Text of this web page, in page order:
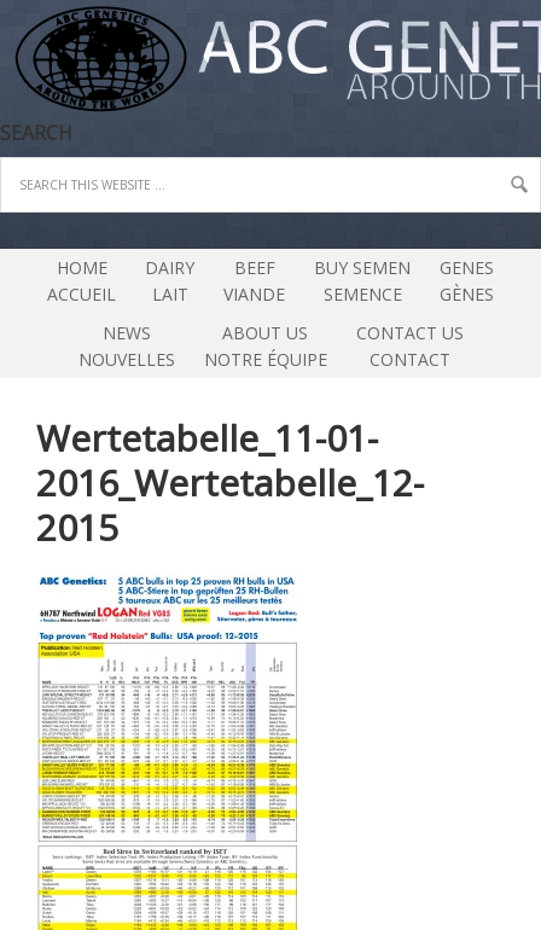
SEARCH
HOME
ACCUEIL
DAIRY
LAIT
BEEF
VIANDE
BUY SEMEN
SEMENCE
GENES
GÈNES
NEWS
NOUVELLES
ABOUT US
NOTRE ÉQUIPE
CONTACT US
CONTACT
Wertetabelle_11-01-
2016_Wertetabelle_12-
2015